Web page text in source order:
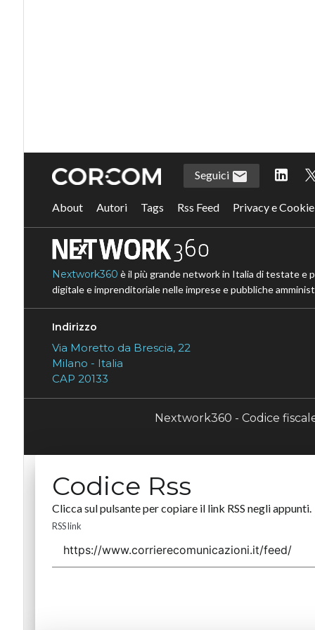
Seguici
About Autori Tags Rss Feed Privacy e
Nextwork360 è il più grande network in Italia di testate e
digitale e imprenditoriale nelle imprese e pubbliche
Indirizzo
Via Moretto da Brescia, 22
Milano - Italia
CAP 20133
Nextwork360 - Codice
Codice Rss
Clicca sul pulsante per copiare il link RSS negli appunti.
RSS link